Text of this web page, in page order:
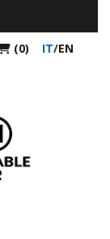
(0) IT/EN